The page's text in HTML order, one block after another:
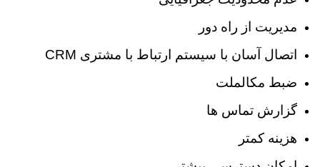
مدیریت از راه دور
اتصال آسان با سیستم ارتباط با مشتری CRM
ضبط مکالملت
گزارش تماس ها
هزینه کمتر